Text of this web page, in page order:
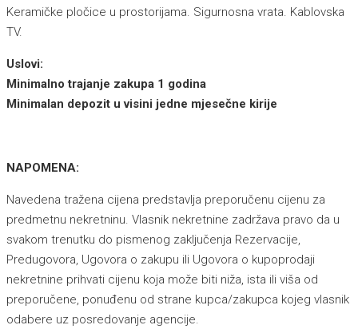
Keramičke pločice u prostorijama. Sigurnosna vrata. Kablovska
TV.
Uslovi:
Minimalno trajanje zakupa 1 godina
Minimalan depozit u visini jedne mjesečne kirije
NAPOMENA:
Navedena tražena cijena predstavlja preporučenu cijenu za
predmetnu nekretninu. Vlasnik nekretnine zadržava pravo da u
svakom trenutku do pismenog zaključenja Rezervacije,
Predugovora, Ugovora o zakupu ili Ugovora o kupoprodaji
nekretnine prihvati cijenu koja može biti niža, ista ili viša od
preporučene, ponuđenu od strane kupca/zakupca kojeg vlasnik
odabere uz posredovanje agencije.